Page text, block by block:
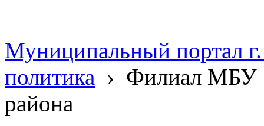
Муниципальный портал
политика › Филиал МБУ
района